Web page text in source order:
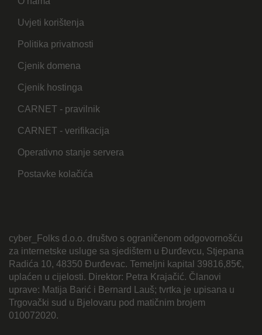
Uvjeti korištenja
Politika privatnosti
Cjenik domena
Cjenik hostinga
CARNET - pravilnik
CARNET - verifikacija
Operativno stanje servera
Postavke kolačića
cyber_Folks d.o.o. društvo s ograničenom odgovornošću
za internetske usluge sa sjedištem u Đurđevcu, Stjepana
Radića 10, 48350 Đurđevac. Temeljni kapital 39816,85€,
uplaćen u cijelosti. Direktor: Petra Krajačić. Članovi
uprave: Matija Barić i Bernard Lauš; tvrtka je upisana u
Trgovački sud u Bjelovaru pod matičnim brojem
010072020.